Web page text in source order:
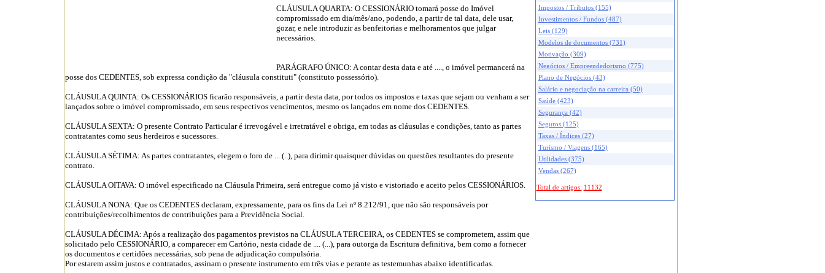
Impostos / Tributos (155)
Investimentos / Fundos (487)
Leis (129)
Modelos de documentos (731)
Motivação (309)
Negócios / Empreendedorismo (775)
Plano de Negócios (43)
Salário e negociação na carreira (50)
Saúde (423)
Segurança (42)
Seguros (125)
Taxas / Índices (27)
Turismo / Viagens (165)
Utilidades (375)
Vendas (267)
Total de artigos: 11132
CLÁUSULA QUARTA: O CESSIONÁRIO tomará posse do Imóvel
compromissado em dia/mês/ano, podendo, a partir de tal data, dele usar,
gozar, e nele introduzir as benfeitorias e melhoramentos que julgar
necessários.
PARÁGRAFO ÚNICO: A contar desta data e até ...., o imóvel permancerá na
posse dos CEDENTES, sob expressa condição da "cláusula constituti" (constituto possessório).
CLÁUSULA QUINTA: Os CESSIONÁRIOS ficarão responsáveis, a partir desta data, por todos os impostos e taxas que sejam ou venham a ser
lançados sobre o imóvel compromissado, em seus respectivos vencimentos, mesmo os lançados em nome dos CEDENTES.
CLÁUSULA SEXTA: O presente Contrato Particular é irrevogável e irretratável e obriga, em todas as cláusulas e condições, tanto as partes
contratantes como seus herdeiros e sucessores.
CLÁUSULA SÉTIMA: As partes contratantes, elegem o foro de ... (..), para dirimir quaisquer dúvidas ou questões resultantes do presente
contrato.
CLÁUSULA OITAVA: O imóvel especificado na Cláusula Primeira, será entregue como já visto e vistoriado e aceito pelos CESSIONÁRIOS.
CLÁUSULA NONA: Que os CEDENTES declaram, expressamente, para os fins da Lei nº 8.212/91, que não são responsáveis por
contribuições/recolhimentos de contribuições para a Previdência Social.
CLÁUSULA DÉCIMA: Após a realização dos pagamentos previstos na CLÁUSULA TERCEIRA, os CEDENTES se comprometem, assim que
solicitado pelo CESSIONÁRIO, a comparecer em Cartório, nesta cidade de .... (...), para outorga da Escritura definitiva, bem como a fornecer
os documentos e certidões necessárias, sob pena de adjudicação compulsória.
Por estarem assim justos e contratados, assinam o presente instrumento em três vias e perante as testemunhas abaixo identificadas.